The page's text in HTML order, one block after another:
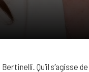
Qu’il s’agisse